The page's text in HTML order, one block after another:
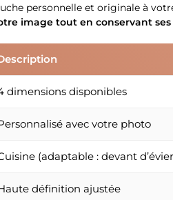
personnelle et originale à
image tout en conservant
dimensions disponibles
avec votre photo
(adaptable : devant
définition ajustée